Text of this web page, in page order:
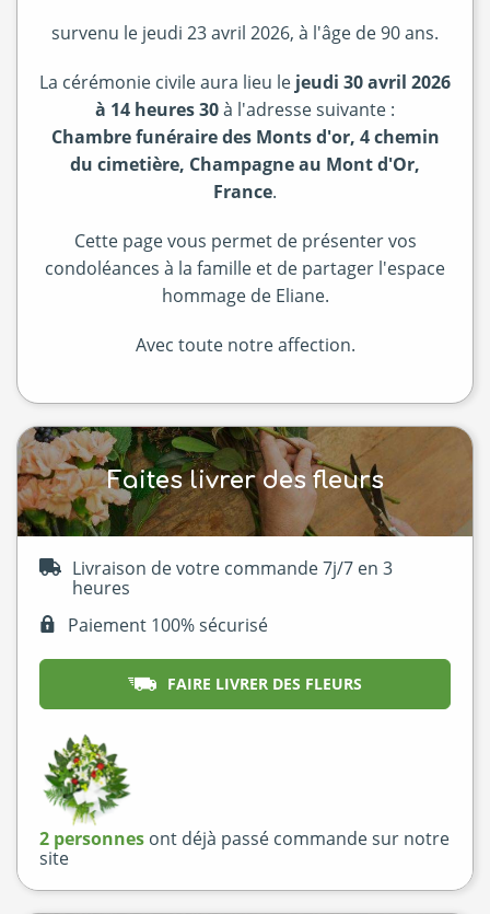
survenu le jeudi 23 avril 2026, à l'âge de 90 ans.
La cérémonie civile aura lieu le jeudi 30 avril 2026
à 14 heures 30à l'adresse suivante :
Chambre funéraire des Monts d'or, 4 chemin
du cimetière, Champagne au Mont d'Or,
France.
Cette page vous permet de présenter vos
condoléances à la famille et de partager l'espace
hommage de Eliane.
Avec toute notre affection.
Faites livrer des fleurs
Livraison de votre commande 7j/7 en 3
heures
Paiement 100% sécurisé
FAIRE LIVRER DES FLEURS
2 personnes ont déjà passé commande sur notre
site